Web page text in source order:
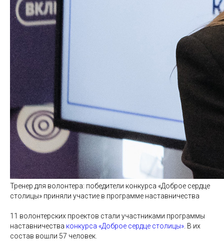
Тренер для волонтера: победители конкурса «Доброе сердце
столицы» приняли участие в программе наставничества
11 волонтерских проектов стали участниками программы
наставничества конкурса «Доброе сердце столицы» . В их
состав вошли 57 человек.